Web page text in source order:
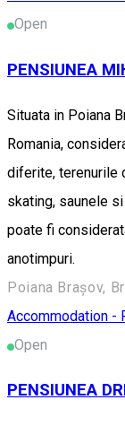
Open
PENSIUNEA
Situata in Poiana
Romania,
diferite, terenurile
skating, saunele
poate fi
anotimpuri.
Poiana Brașov,
Accommodation -
Open
PENSIUNEA